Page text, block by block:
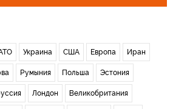
Украина США Европа Иран
Румыния Польша Эстония
Лондон Великобритания